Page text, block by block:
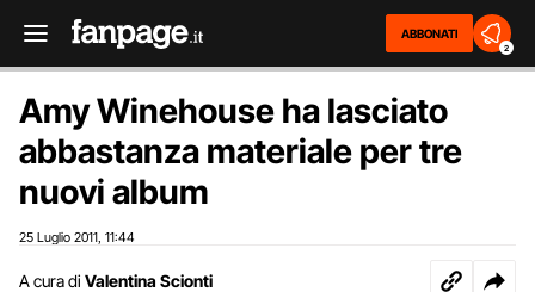
ABBONATI
2
Amy Winehouse ha lasciato
abbastanza materiale per tre
nuovi album
25 Luglio 2011 11:44
A cura di Valentina Scionti